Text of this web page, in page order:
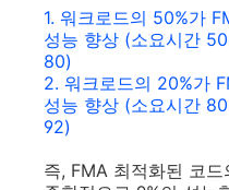
1. 워크로드의 50%가
성능 향상 (소요시간
80)
2. 워크로드의 20%가
성능 향상 (소요시간
92)
즉, FMA 최적화된 코